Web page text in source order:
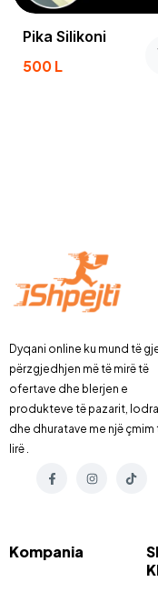
Pika Silikoni
500L
Dyqani online ku mund të
përzgjedhjen më të mirë të
ofertave dhe blerjen e
produkteve të pazarit,
dhe dhuratave me një çmim
lirë .
Kompania